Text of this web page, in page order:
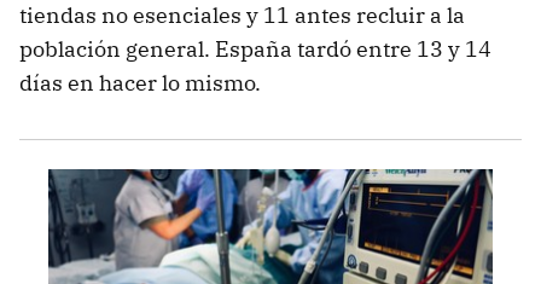
tiendas no esenciales y 11 antes recluir a la
población general. España tardó entre 13 y 14
días en hacer lo mismo.